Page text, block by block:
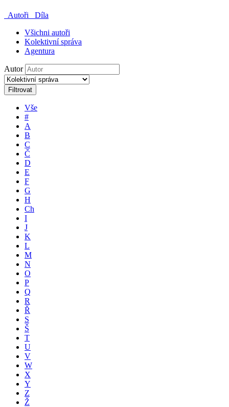
Autoři
Díla
Všichni autoři
Kolektivní správa
Agentura
Autor
Filtrovat
Vše
#
A
B
C
Č
D
E
F
G
H
Ch
I
J
K
L
M
N
O
P
Q
R
Ř
S
Š
T
U
V
W
X
Y
Z
Ž